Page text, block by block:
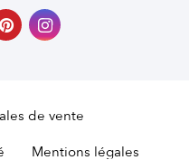
de vente
Mentions légales